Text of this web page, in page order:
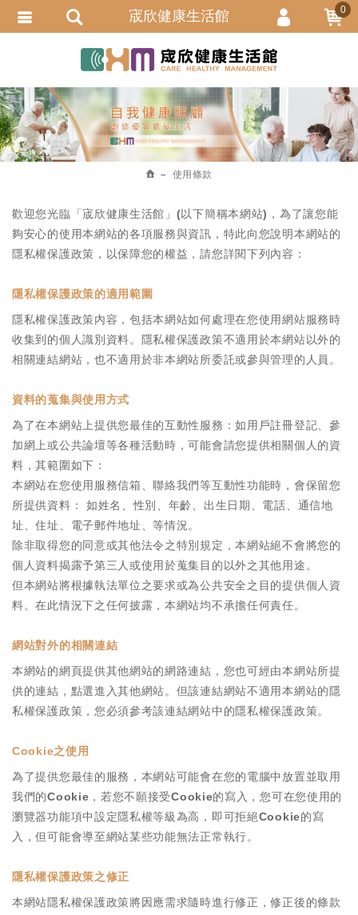
使用條款
歡迎您光臨「宬欣健康生活館」(以下簡稱本網站)，為了讓您能
夠安心的使用本網站的各項服務與資訊，特此向您說明本網站的
隱私權保護政策，以保障您的權益，請您詳閱下列內容：
隱私權保護政策的適用範圍
隱私權保護政策內容，包括本網站如何處理在您使用網站服務時
收集到的個人識別資料。隱私權保護政策不適用於本網站以外的
相關連結網站，也不適用於非本網站所委託或參與管理的人員。
資料的蒐集與使用方式
為了在本網站上提供您最佳的互動性服務：如用戶註冊登記、參
加網上或公共論壇等各種活動時，可能會請您提供相關個人的資
料，其範圍如下：
本網站在您使用服務信箱、聯絡我們等互動性功能時，會保留您
所提供資料： 如姓名、性別、年齡、出生日期、電話、通信地
址、住址、電子郵件地址、等情況。
除非取得您的同意或其他法令之特別規定，本網站絕不會將您的
個人資料揭露予第三人或使用於蒐集目的以外之其他用途。
但本網站將根據執法單位之要求或為公共安全之目的提供個人資
料。在此情況下之任何披露，本網站均不承擔任何責任。
網站對外的相關連結
本網站的網頁提供其他網站的網路連結，您也可經由本網站所提
供的連結，點選進入其他網站。但該連結網站不適用本網站的隱
私權保護政策，您必須參考該連結網站中的隱私權保護政策。
Cookie之使用
為了提供您最佳的服務，本網站可能會在您的電腦中放置並取用
我們的Cookie，若您不願接受Cookie的寫入，您可在您使用的
瀏覽器功能項中設定隱私權等級為高，即可拒絕Cookie的寫
入，但可能會導至網站某些功能無法正常執行。
隱私權保護政策之修正
本網站隱私權保護政策將因應需求隨時進行修正，修正後的條款
宬欣健康生活館 0
會員登入
忘記密碼
訂單查詢
追蹤清單
繁體中文